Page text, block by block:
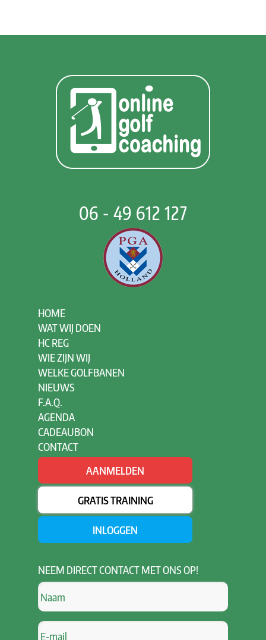
06 - 49 612 127
HOME
WAT WIJ DOEN
HC REG
WIE ZIJN WIJ
WELKE GOLFBANEN
NIEUWS
F.A.Q.
AGENDA
CADEAUBON
CONTACT
AANMELDEN
GRATIS TRAINING
INLOGGEN
NEEM DIRECT CONTACT MET ONS OP!